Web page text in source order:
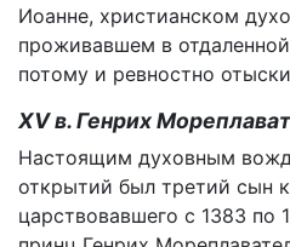
Иоанне, христианском
проживавшем в
потому и ревностно
XV в. Генрих
Настоящим духовным
открытий был третий сын
царствовавшего с 1383 по